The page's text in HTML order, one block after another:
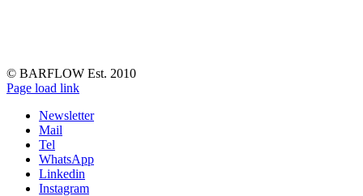
© BARFLOW Est. 2010
Facebook
Instagram
YouTube
Tiktok
LinkedIn
Page load link
Newsletter
Mail
Tel
WhatsApp
Linkedin
Instagram